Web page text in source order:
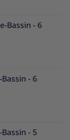
Bassin - 6
- 6
- 5